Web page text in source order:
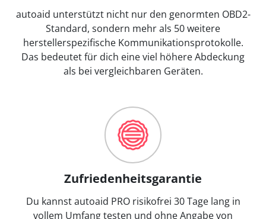
autoaid unterstützt nicht nur den genormten OBD2-
Standard, sondern mehr als 50 weitere
herstellerspezifische Kommunikationsprotokolle.
Das bedeutet für dich eine viel höhere Abdeckung
als bei vergleichbaren Geräten.
Zufriedenheitsgarantie
Du kannst autoaid PRO risikofrei 30 Tage lang in
vollem Umfang testen und ohne Angabe von